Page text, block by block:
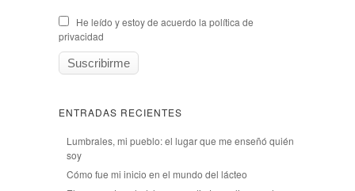
He leído y estoy de acuerdo la política de
privacidad
ENTRADAS RECIENTES
Lumbrales, mi pueblo: el lugar que me enseñó quién
soy
Cómo fue mi inicio en el mundo del lácteo